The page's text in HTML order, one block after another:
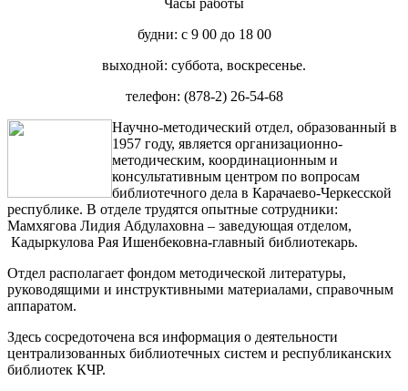
будни: с 9 00 до 18 00
выходной: суббота, воскресенье.
телефон: (878-2) 26-54-68
Научно-методический отдел, образованный в
1957 году, является организационно-
методическим, координационным и
консультативным центром по вопросам
библиотечного дела в Карачаево-Черкесской
республике. В отделе трудятся опытные сотрудники:
Мамхягова Лидия Абдулаховна – заведующая отделом,
Кадыркулова Рая Ишенбековна-главный библиотекарь.
Отдел располагает фондом методической литературы,
руководящими и инструктивными материалами, справочным
аппаратом.
Здесь сосредоточена вся информация о деятельности
централизованных библиотечных систем и республиканских
библиотек КЧР.